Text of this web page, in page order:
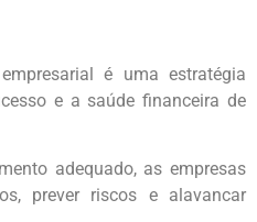
é uma estratégia
e a saúde financeira de
adequado, as empresas
prever riscos e alavancar